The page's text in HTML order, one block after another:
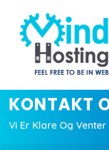
KONTAKT
Vi Er Klare Og